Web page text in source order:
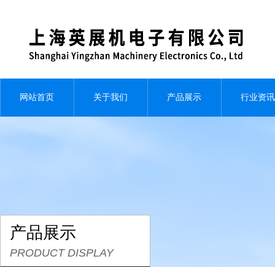
网站首页 关于我们 产品展示 行业资讯
产品展示
PRODUCT DISPLAY